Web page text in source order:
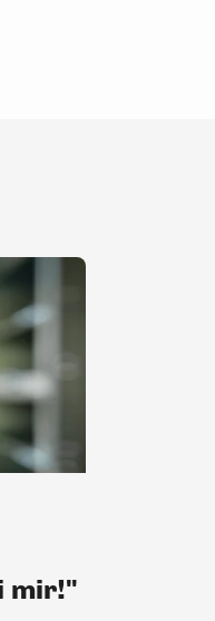
mir!"